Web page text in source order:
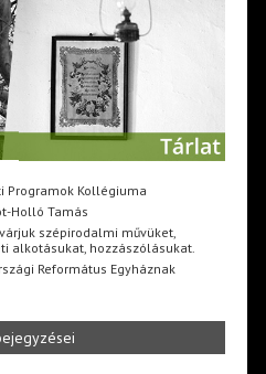
Programok Kollégiuma
Holló Tamás
szépirodalmi művüket,
alkotásukat, hozzászólásukat.
Református Egyháznak